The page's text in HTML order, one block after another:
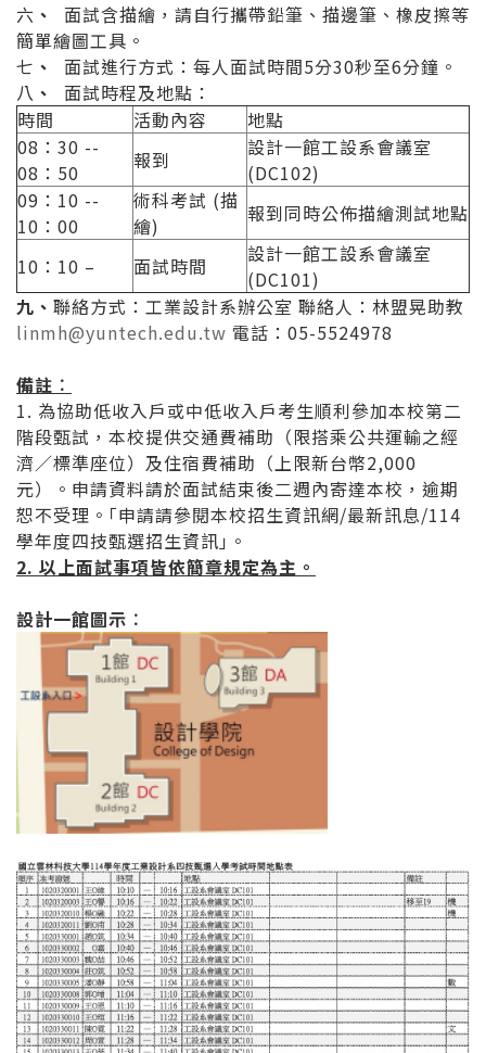
六 、
面試含描繪，請自行攜帶鉛筆、描邊筆、橡皮擦等
簡單繪圖工具。
七 、
面試進行方式：每人面試時間5分30秒至6分鐘。
八 、
面試時程及地點：
時間
活動內容
地點
08：30 --
08：50
報到
設計一館工設系會議室
(DC102)
09：10 --
10：00
術科考試 (描
繪)
報到同時公佈描繪測試地點
10：10 – 面試時間
設計一館工設系會議室
(DC101)
九、 聯絡方式：工業設計系辦公室 聯絡人：林盟晃助教
linmh@yuntech.edu.tw 電話：05-5524978
備註︰
1. 為協助低收入戶或中低收入戶考生順利參加本校第二
階段甄試，本校提供交通費補助（限搭乘公共運輸之經
濟／標準座位）及住宿費補助（上限新台幣2,000
元）。申請資料請於面試結束後二週內寄達本校，逾期
恕不受理。｢申請請參閱本校招生資訊網/最新訊息/114
學年度四技甄選招生資訊｣。
2. 以上面試事項皆依簡章規定為主。
設計一館圖示︰